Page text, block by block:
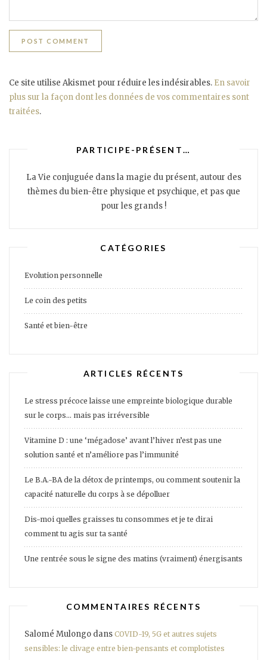
Ce site utilise Akismet pour réduire les indésirables. En savoir
plus sur la façon dont les données de vos commentaires sont
traitées.
PARTICIPE-PRÉSENT…
La Vie conjuguée dans la magie du présent, autour des
thèmes du bien-être physique et psychique, et pas que
pour les grands !
CATÉGORIES
Evolution personnelle
Le coin des petits
Santé et bien-être
ARTICLES RÉCENTS
Le stress précoce laisse une empreinte biologique durable
sur le corps… mais pas irréversible
Vitamine D : une ‘mégadose’ avant l’hiver n’est pas une
solution santé et n’améliore pas l’immunité
Le B.A.-BA de la détox de printemps, ou comment soutenir la
capacité naturelle du corps à se dépolluer
Dis-moi quelles graisses tu consommes et je te dirai
comment tu agis sur ta santé
Une rentrée sous le signe des matins (vraiment) énergisants
COMMENTAIRES RÉCENTS
Salomé Mulongo dans COVID-19, 5G et autres sujets
sensibles: le clivage entre bien-pensants et complotistes